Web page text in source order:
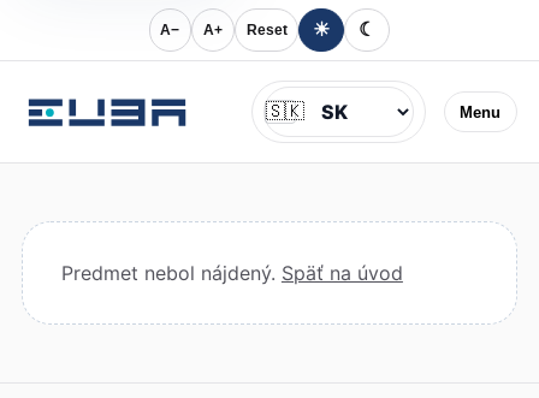
A− A+ Reset ☀ ☾
Menu
Jazyk
🇸🇰
Predmet nebol nájdený. Späť na úvod